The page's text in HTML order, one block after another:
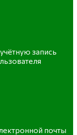
запись
почты